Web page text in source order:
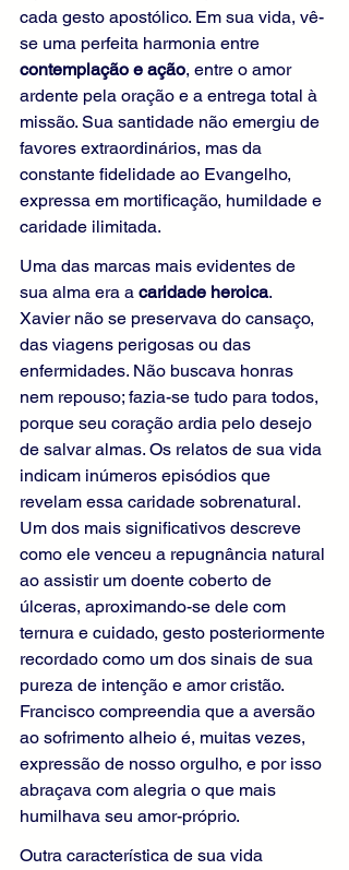
cada gesto apostólico. Em sua vida, vê-
se uma perfeita harmonia entre
contemplação e ação, entre o amor
ardente pela oração e a entrega total à
missão. Sua santidade não emergiu de
favores extraordinários, mas da
constante fidelidade ao Evangelho,
expressa em mortificação, humildade e
caridade ilimitada.
Uma das marcas mais evidentes de
sua alma era a caridade heroica.
Xavier não se preservava do cansaço,
das viagens perigosas ou das
enfermidades. Não buscava honras
nem repouso; fazia-se tudo para todos,
porque seu coração ardia pelo desejo
de salvar almas. Os relatos de sua vida
indicam inúmeros episódios que
revelam essa caridade sobrenatural.
Um dos mais significativos descreve
como ele venceu a repugnância natural
ao assistir um doente coberto de
úlceras, aproximando-se dele com
ternura e cuidado, gesto posteriormente
recordado como um dos sinais de sua
pureza de intenção e amor cristão.
Francisco compreendia que a aversão
ao sofrimento alheio é, muitas vezes,
expressão de nosso orgulho, e por isso
abraçava com alegria o que mais
humilhava seu amor-próprio.
Outra característica de sua vida